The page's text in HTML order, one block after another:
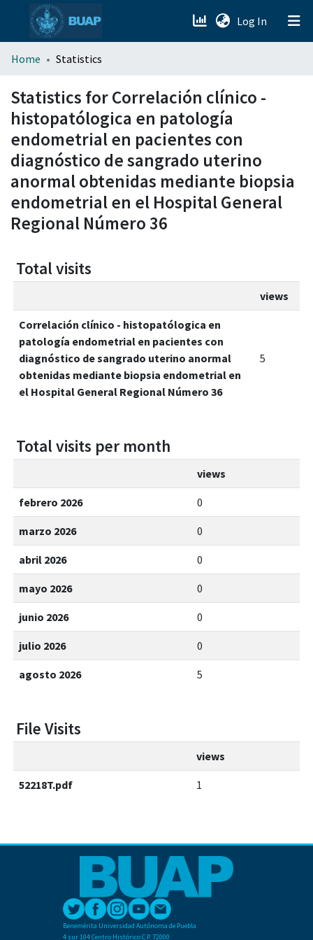
Log In (current)
menu.section.about_menu
All of DSpace
Home Statistics
Statistics for Correlación clínico -
histopatólogica en patología
endometrial en pacientes con
diagnóstico de sangrado uterino
anormal obtenidas mediante biopsia
endometrial en el Hospital General
Regional Número 36
Total visits
views
Correlación clínico - histopatólogica en
patología endometrial en pacientes con
diagnóstico de sangrado uterino anormal
obtenidas mediante biopsia endometrial en
el Hospital General Regional Número 36
5
Total visits per month
views
febrero 2026 0
marzo 2026 0
abril 2026 0
mayo 2026 0
junio 2026 0
julio 2026 0
agosto 2026 5
File Visits
views
52218T.pdf 1
Benemérita Universidad Autónoma de Puebla
4 sur 104 Centro Histórico C.P. 72000